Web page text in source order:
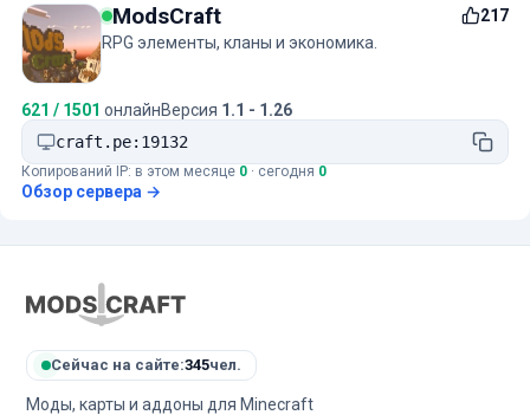
ModsCraft
217
RPG элементы, кланы и экономика.
621 / 1501 онлайнВерсия 1.1 - 1.26
craft.pe:19132
Копирований IP: в этом месяце 0 · сегодня 0
Обзор сервера →
Сейчас на сайте:345чел.
Моды, карты и аддоны для Minecraft